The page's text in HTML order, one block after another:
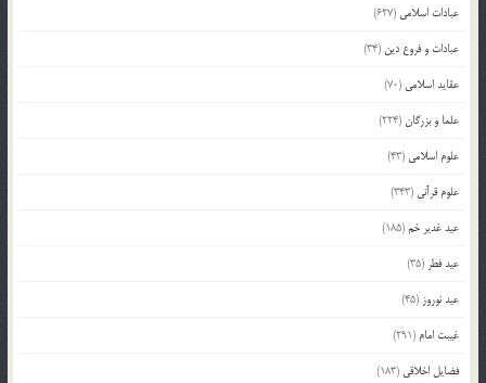
عبادات اسلامی (627)
عبادات و فروع دین (34)
عقاید اسلامی (70)
علما و بزرگان(224)
علوم اسلامی (43)
علوم قرآنی (343)
عید غدیر خم(185)
عید فطر (35)
عید نوروز (45)
غیبت امام (291)
فضایل اخلاقی (183)